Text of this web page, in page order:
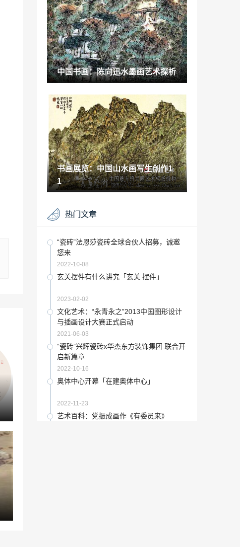
报考吗「2022年哪些学生不能参加高考」
2022-12-23
油画就是比国画好看「水墨画和油画的区
别」
2022-11-29
时装 艺术 影像 什么才是属于当代女性的
表达方式 「电影时装女装是什么风格」
打人咬人不听话 可以从这些绘本开始看吗
「不打人不咬人的绘本」
2022-12-09
七夕用心的礼物「送什么礼物让女生觉得
用心」
2022-12-09
最美艺术课上好艺术课并不难读后感「轻
松又有料的艺术课 这个长假推荐给爱学习
的爸妈」
2023-01-13
艺术赏析：祝秀琴国画作品展即将亮相北
京
2021-05-19
“创意”中国陶瓷行业营销策划案例分析
2023-06-11
卧室背景墙怎么设计「卧室背景墙装饰」
2022-12-06
2023年高考语文必备篇目「高考考试用品
清单」
2023-01-18
艺术家通过植物来创作的作品「植物艺
2023-01-24
中国书画：怀念陶冷月先生
中国书画：陈向迅水墨画艺术探析
书画展览：中国山水画写生创作1
1
热门文章
“瓷砖”法恩莎瓷砖全球合伙人招募，诚邀
您来
2022-10-08
玄关摆件有什么讲究「玄关 摆件」
2023-02-02
文化艺术：“永青永之”2013中国图形设计
与插画设计大赛正式启动
2021-06-03
“瓷砖”兴辉瓷砖x华杰东方装饰集团 联合开
启新篇章
2022-10-16
奥体中心开幕「在建奥体中心」
2022-11-23
艺术百科：党振成画作《有委员来》